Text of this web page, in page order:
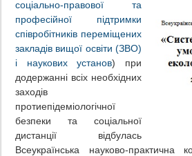
соціально-правової та
професійної підтримки
співробітників переміщених
закладів вищої освіти (ЗВО)
і наукових установ) при
додержанні всіх необхідних
заходів
протиепідеміологічної
безпеки та соціальної
дистанції відбулась
Всеукраїнська науково-практична